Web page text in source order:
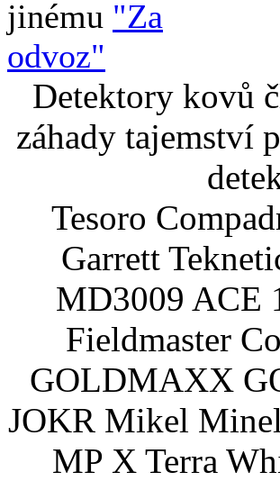
jinému "Za
odvoz"
Detektory kovů
záhady tajemství
Tesoro
Garrett
MD3009 ACE
Fieldmaster
GOLDMAXX
JOKR Mikel
MP X Terra